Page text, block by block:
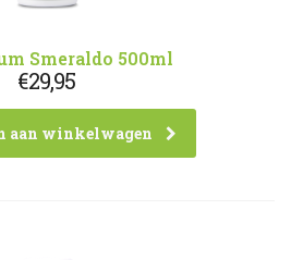
Smeraldo 500ml
€29,95
aan winkelwagen